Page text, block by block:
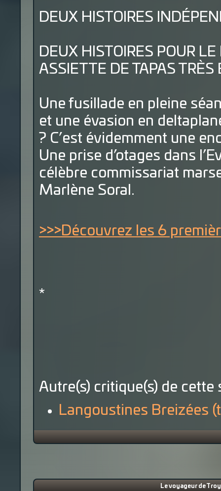
DEUX HISTOIRES
DEUX HISTOIRES POUR
ASSIETTE DE TAPAS TRÈS
Une fusillade en pleine
et une évasion en
? C’est évidemment une
Une prise d’otages dans
célèbre commissariat
Marlène Soral.
>>>Découvrez les 6
*
Autre(s) critique(s) de cette
Langoustines Breizées
Le voyageur de